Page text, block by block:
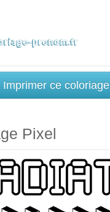
Imprimer ce coloriage
Pixel